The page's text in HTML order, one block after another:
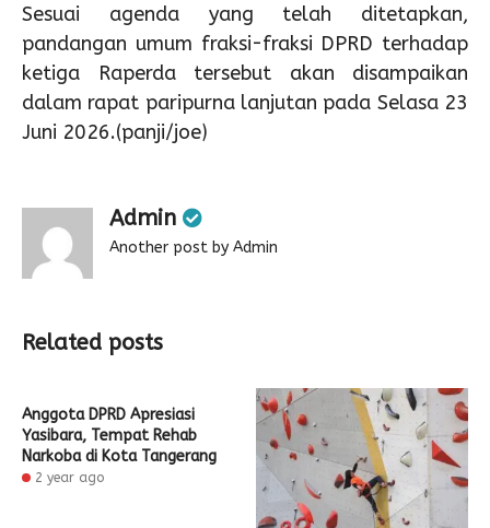
Sesuai agenda yang telah ditetapkan,
pandangan umum fraksi-fraksi DPRD terhadap
ketiga Raperda tersebut akan disampaikan
dalam rapat paripurna lanjutan pada Selasa 23
Juni 2026.(panji/joe)
Admin
Another post by Admin
Related posts
Anggota DPRD Apresiasi
Yasibara, Tempat Rehab
Narkoba di Kota Tangerang
2 year ago